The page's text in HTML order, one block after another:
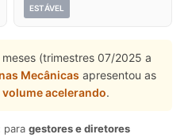
ESTÁVEL
meses (trimestres 07/2025 a
Mecânicas apresentou as
volume acelerando.
para gestores e diretores